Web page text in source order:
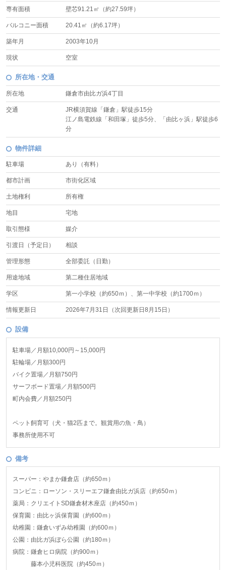
専有面積 壁芯91.21㎡（約27.59坪）
バルコニー面積 20.41㎡（約6.17坪）
築年月 2003年10月
現状 空室
所在地・交通
所在地 鎌倉市由比ガ浜4丁目
交通
JR横須賀線「鎌倉」駅徒歩15分
江ノ島電鉄線「和田塚」徒歩5分、「由比ヶ浜」駅徒歩6
分
物件詳細
駐車場 あり（有料）
都市計画 市街化区域
土地権利 所有権
地目 宅地
取引態様 媒介
引渡日（予定日） 相談
管理形態 全部委託（日勤）
用途地域 第二種住居地域
学区 第一小学校（約650ｍ）、第一中学校（約1700ｍ）
情報更新日 2026年7月31日（次回更新日8月15日）
設備
駐車場／月額10,000円～15,000円
駐輪場／月額300円
バイク置場／月額750円
サーフボード置場／月額500円
町内会費／月額250円
ペット飼育可（犬・猫2匹まで。観賞用の魚・鳥）
事務所使用不可
備考
スーパー：やまか鎌倉店（約650ｍ）
コンビニ：ローソン・スリーエフ鎌倉由比ガ浜店（約650ｍ）
薬局：クリエイトSD鎌倉材木座店（約450ｍ）
保育園：由比ヶ浜保育園（約600ｍ）
幼稚園：鎌倉いずみ幼稚園（約600ｍ）
公園：由比ガ浜ぼら公園（約180ｍ）
病院：鎌倉ヒロ病院（約900ｍ）
藤本小児科医院（約450ｍ）